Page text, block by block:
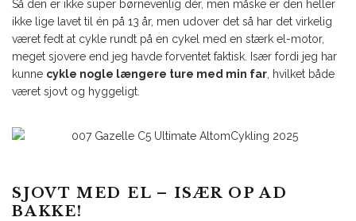
Så den er ikke super børnevenlig dér, men måske er den heller
ikke lige lavet til én på 13 år, men udover det så har det virkelig
været fedt at cykle rundt på en cykel med en stærk el-motor,
meget sjovere end jeg havde forventet faktisk. Især fordi jeg har
kunne cykle nogle længere ture med min far , hvilket både
været sjovt og hyggeligt.
SJOVT MED EL – ISÆR OP AD
BAKKE!